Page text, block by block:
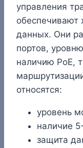
управления
обеспечивают
данных. Они
портов,
наличию PoE,
относятся:
уровень
наличие
защита